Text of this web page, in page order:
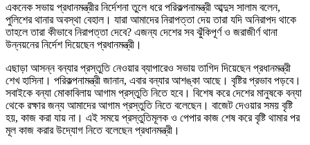
একনেক সভায় প্রধানমন্ত্রীর নির্দেশনা তুলে ধরে পরিকল্পনামন্ত্রী আব্দুস সালাম বলেন,
পুলিশের থানার অবস্থা বেহাল। যারা আমাদের নিরাপত্তা দেয় তারা যদি অনিরাপদ থাকে
তাহলে তারা কীভাবে নিরাপত্তা দেবে? এজন্য দেশের সব ঝুঁকিপূর্ণ ও জরাজীর্ণ থানা
উন্নয়নের নির্দেশ দিয়েছেন প্রধানমন্ত্রী।
এছাড়া আসন্ন বন্যার প্রস্তুতি নেওয়ার ব্যাপারেও সভায় তাগিদ দিয়েছেন প্রধানমন্ত্রী
শেখ হাসিনা। পরিকল্পনামন্ত্রী জানান, এবার বন্যার আশঙ্কা আছে। বৃষ্টির প্রভাব পড়বে।
সবাইকে বন্যা মোকাবিলায় আগাম প্রস্তুতি নিতে হবে। বিশেষ করে দেশের মানুষকে বন্যা
থেকে রক্ষার জন্য আমাদের আগাম প্রস্তুতি নিতে বলেছেন। বাজেট দেওয়ার সময় বৃষ্টি
হয়, কাজ করা যায় না। এই সময়ে প্রস্তুতিমূলক ও পেপার কাজ শেষ করে বৃষ্টি থামার পর
মূল কাজ করার উদ্যোগ নিতে বলেছেন প্রধানমন্ত্রী।